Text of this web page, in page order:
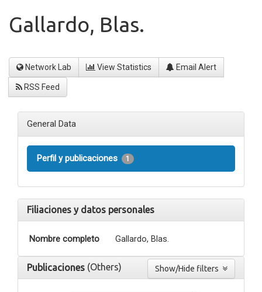
Gallardo, Blas.
Network Lab View Statistics Email Alert
RSS Feed
General Data
Perfil y publicaciones 1
Filiaciones y datos personales
Nombre completo Gallardo, Blas.
Publicaciones (Others)